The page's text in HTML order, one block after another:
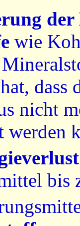
wie
dass
nicht
werden
bis